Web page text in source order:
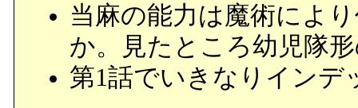
当麻の能力は魔術によ
か。見たところ幼児隊
第1話でいきなりインデ